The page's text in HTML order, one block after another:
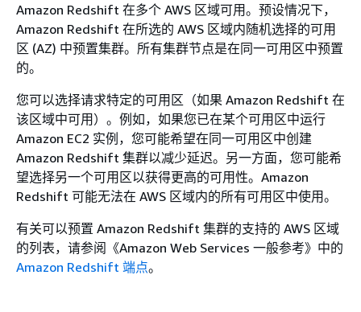
Amazon Redshift 在多个 AWS 区域可用。预设情况下，
Amazon Redshift 在所选的 AWS 区域内随机选择的可用
区 (AZ) 中预置集群。所有集群节点是在同一可用区中预置
的。
您可以选择请求特定的可用区（如果 Amazon Redshift 在
该区域中可用）。例如，如果您已在某个可用区中运行
Amazon EC2 实例，您可能希望在同一可用区中创建
Amazon Redshift 集群以减少延迟。另一方面，您可能希
望选择另一个可用区以获得更高的可用性。Amazon
Redshift 可能无法在 AWS 区域内的所有可用区中使用。
有关可以预置 Amazon Redshift 集群的支持的 AWS 区域
的列表，请参阅《Amazon Web Services 一般参考》 中的
Amazon Redshift 端点。